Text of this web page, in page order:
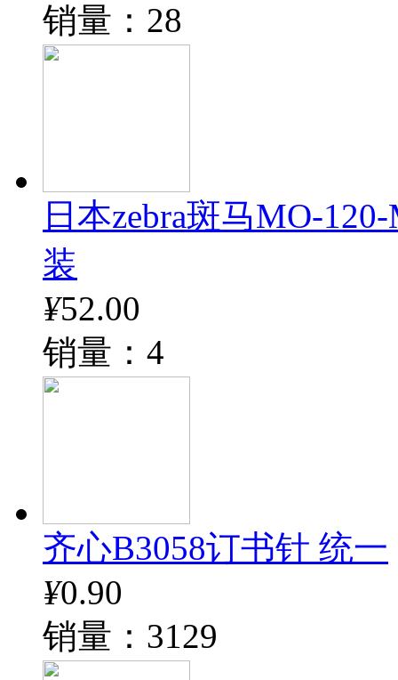
销量：28
日本zebra斑马MO-
装
¥52.00
销量：4
齐心B3058订书针 统一
¥0.90
销量：3129